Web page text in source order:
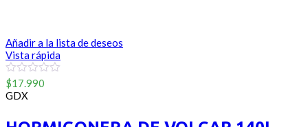
Añadir a la lista de deseos
Vista rápida
0
out
of
$17.990
GDX